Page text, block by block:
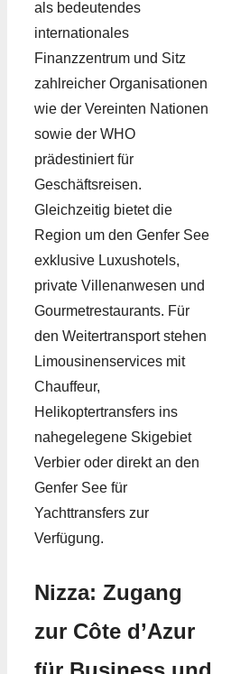
als bedeutendes
internationales
Finanzzentrum und Sitz
zahlreicher Organisationen
wie der Vereinten Nationen
sowie der WHO
prädestiniert für
Geschäftsreisen.
Gleichzeitig bietet die
Region um den Genfer See
exklusive Luxushotels,
private Villenanwesen und
Gourmetrestaurants. Für
den Weitertransport stehen
Limousinenservices mit
Chauffeur,
Helikoptertransfers ins
nahegelegene Skigebiet
Verbier oder direkt an den
Genfer See für
Yachttransfers zur
Verfügung.
Nizza: Zugang
zur Côte d’Azur